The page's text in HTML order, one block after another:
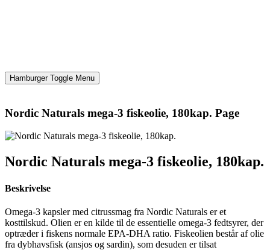
Hamburger Toggle Menu
Nordic Naturals mega-3 fiskeolie, 180kap. Page
Nordic Naturals mega-3 fiskeolie, 180kap.
Beskrivelse
Omega-3 kapsler med citrussmag fra Nordic Naturals er et
kosttilskud. Olien er en kilde til de essentielle omega-3 fedtsyrer, der
optræder i fiskens normale EPA-DHA ratio. Fiskeolien består af olie
fra dybhavsfisk (ansjos og sardin), som desuden er tilsat